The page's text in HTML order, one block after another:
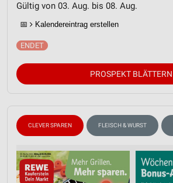
Gültig von 03. Aug. bis 08. Aug.
📅 Kalendereintrag erstellen
PROSPEKT BLÄTTERN
CLEVER SPAREN FLEISCH & WURST